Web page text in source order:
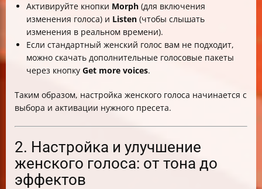
Активируйте кнопки Morph (для включения
изменения голоса) и Listen (чтобы слышать
изменения в реальном времени).
Если стандартный женский голос вам не подходит,
можно скачать дополнительные голосовые пакеты
через кнопку Get more voices.
Таким образом, настройка женского голоса начинается с
выбора и активации нужного пресета.
2. Настройка и улучшение
женского голоса: от тона до
эффектов